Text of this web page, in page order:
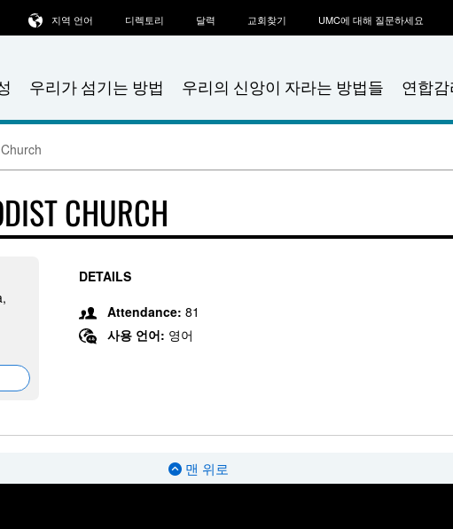
우리가 섬기는 방법 우리의 신앙이 자라는 방법들 연합
지역 언어 디렉토리 달력 교회찾기 UMC에 대해 질문하세요
CHURCH
DETAILS
Attendance: 81
사용 언어: 영어
맨 위로